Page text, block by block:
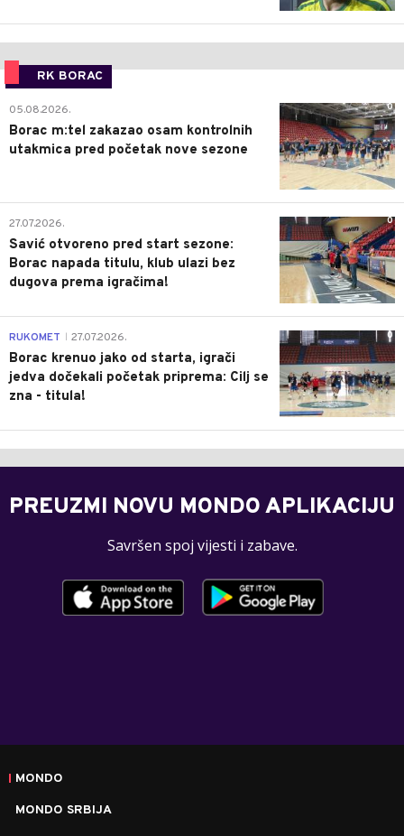
RK BORAC
0
05.08.2026.
Borac m:tel zakazao osam kontrolnih
utakmica pred početak nove sezone
0
27.07.2026.
Savić otvoreno pred start sezone:
Borac napada titulu, klub ulazi bez
dugova prema igračima!
0
RUKOMET 27.07.2026.
Borac krenuo jako od starta, igrači
jedva dočekali početak priprema: Cilj se
zna - titula!
PREUZMI NOVU MONDO APLIKACIJU
Savršen spoj vijesti i zabave.
MONDO
MONDO SRBIJA